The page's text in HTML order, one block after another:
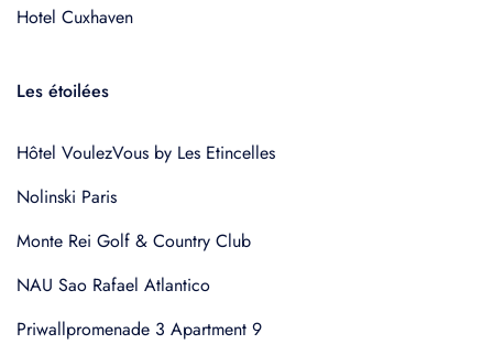
Hotel Cuxhaven
Les étoilées
Hôtel VoulezVous by Les Etincelles
Nolinski Paris
Monte Rei Golf & Country Club
NAU Sao Rafael Atlantico
Priwallpromenade 3 Apartment 9